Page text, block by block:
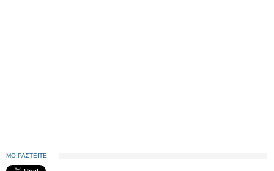
ΜΟΙΡΑΣΤΕΙΤΕ